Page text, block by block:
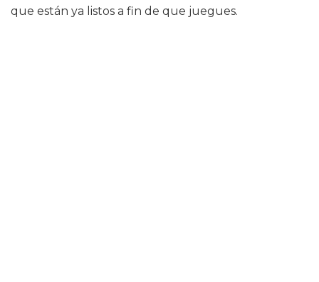
que están ya listos a fin de que juegues.